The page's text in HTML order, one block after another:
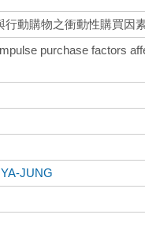
行動購物之衝動性購買因
purchase factors
JUNG